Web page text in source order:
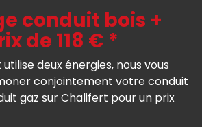
conduit bois +
de 118 € *
deux énergies, nous vous
conjointement votre conduit
gaz sur Chalifert pour un prix